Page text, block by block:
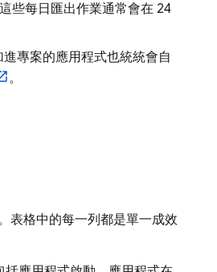
些每日匯出作業通常會在 24
專案的應用程式也統統會自
。
表格中的每一列都是單一成效